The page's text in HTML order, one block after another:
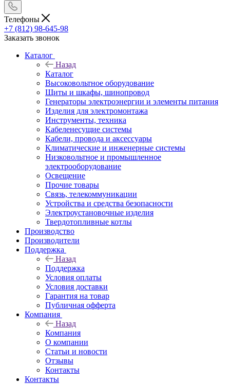
Телефоны
+7 (812) 98-645-98
Заказать звонок
Каталог
Назад
Каталог
Высоковольтное оборудование
Щиты и шкафы, шинопровод
Генераторы электроэнергии и элементы питания
Изделия для электромонтажа
Инструменты, техника
Кабеленесущие системы
Кабели, провода и аксессуары
Климатические и инженерные системы
Низковольтное и промышленное
электрооборудование
Освещение
Прочие товары
Связь, телекоммуникации
Устройства и средства безопасности
Электроустановочные изделия
Твердотопливные котлы
Производство
Производители
Поддержка
Назад
Поддержка
Условия оплаты
Условия доставки
Гарантия на товар
Публичная офферта
Компания
Назад
Компания
О компании
Статьи и новости
Отзывы
Контакты
Контакты